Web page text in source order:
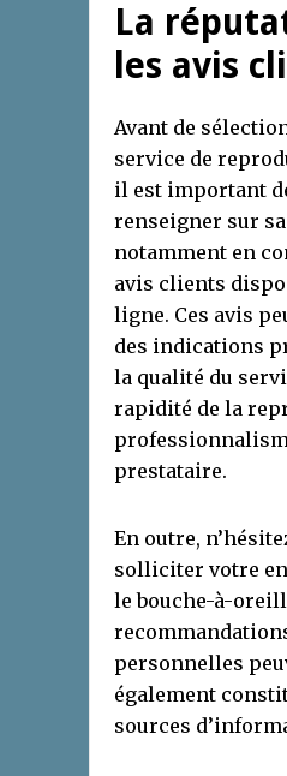
La
les avis
Avant de
service de
il est important
renseigner sur
notamment en
avis clients
ligne. Ces avis
des indications
la qualité du
rapidité de la
prestataire.
En outre,
solliciter votre
le bouche-à-
personnelles
également
sources